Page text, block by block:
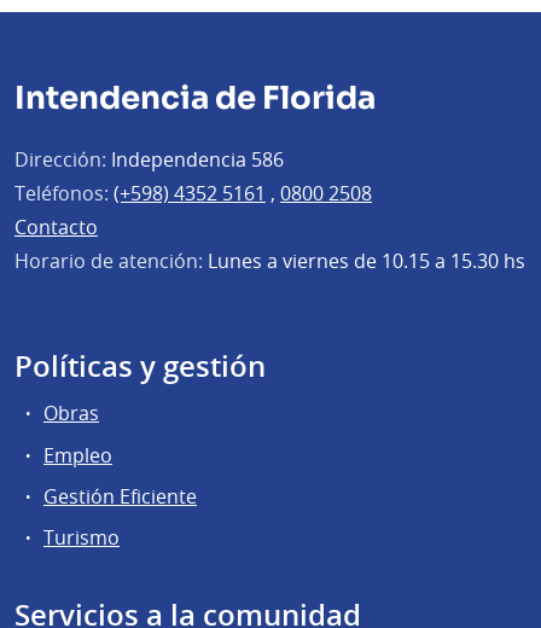
Intendencia de Florida
Dirección: Independencia 586
Teléfonos: (+598) 4352 5161 , 0800 2508
Contacto
Horario de atención: Lunes a viernes de 10.15 a 15.30 hs
Políticas y gestión
Obras
Empleo
Gestión Eficiente
Turismo
Servicios a la comunidad